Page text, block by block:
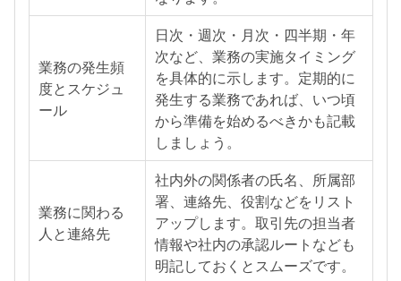
業務の発生頻
度とスケジュ
ール
日次・週次・月次・四半期・年
次など、業務の実施タイミング
を具体的に示します。定期的に
発生する業務であれば、いつ頃
から準備を始めるべきかも記載
しましょう。
業務に関わる
人と連絡先
社内外の関係者の氏名、所属部
署、連絡先、役割などをリスト
アップします。取引先の担当者
情報や社内の承認ルートなども
明記しておくとスムーズです。